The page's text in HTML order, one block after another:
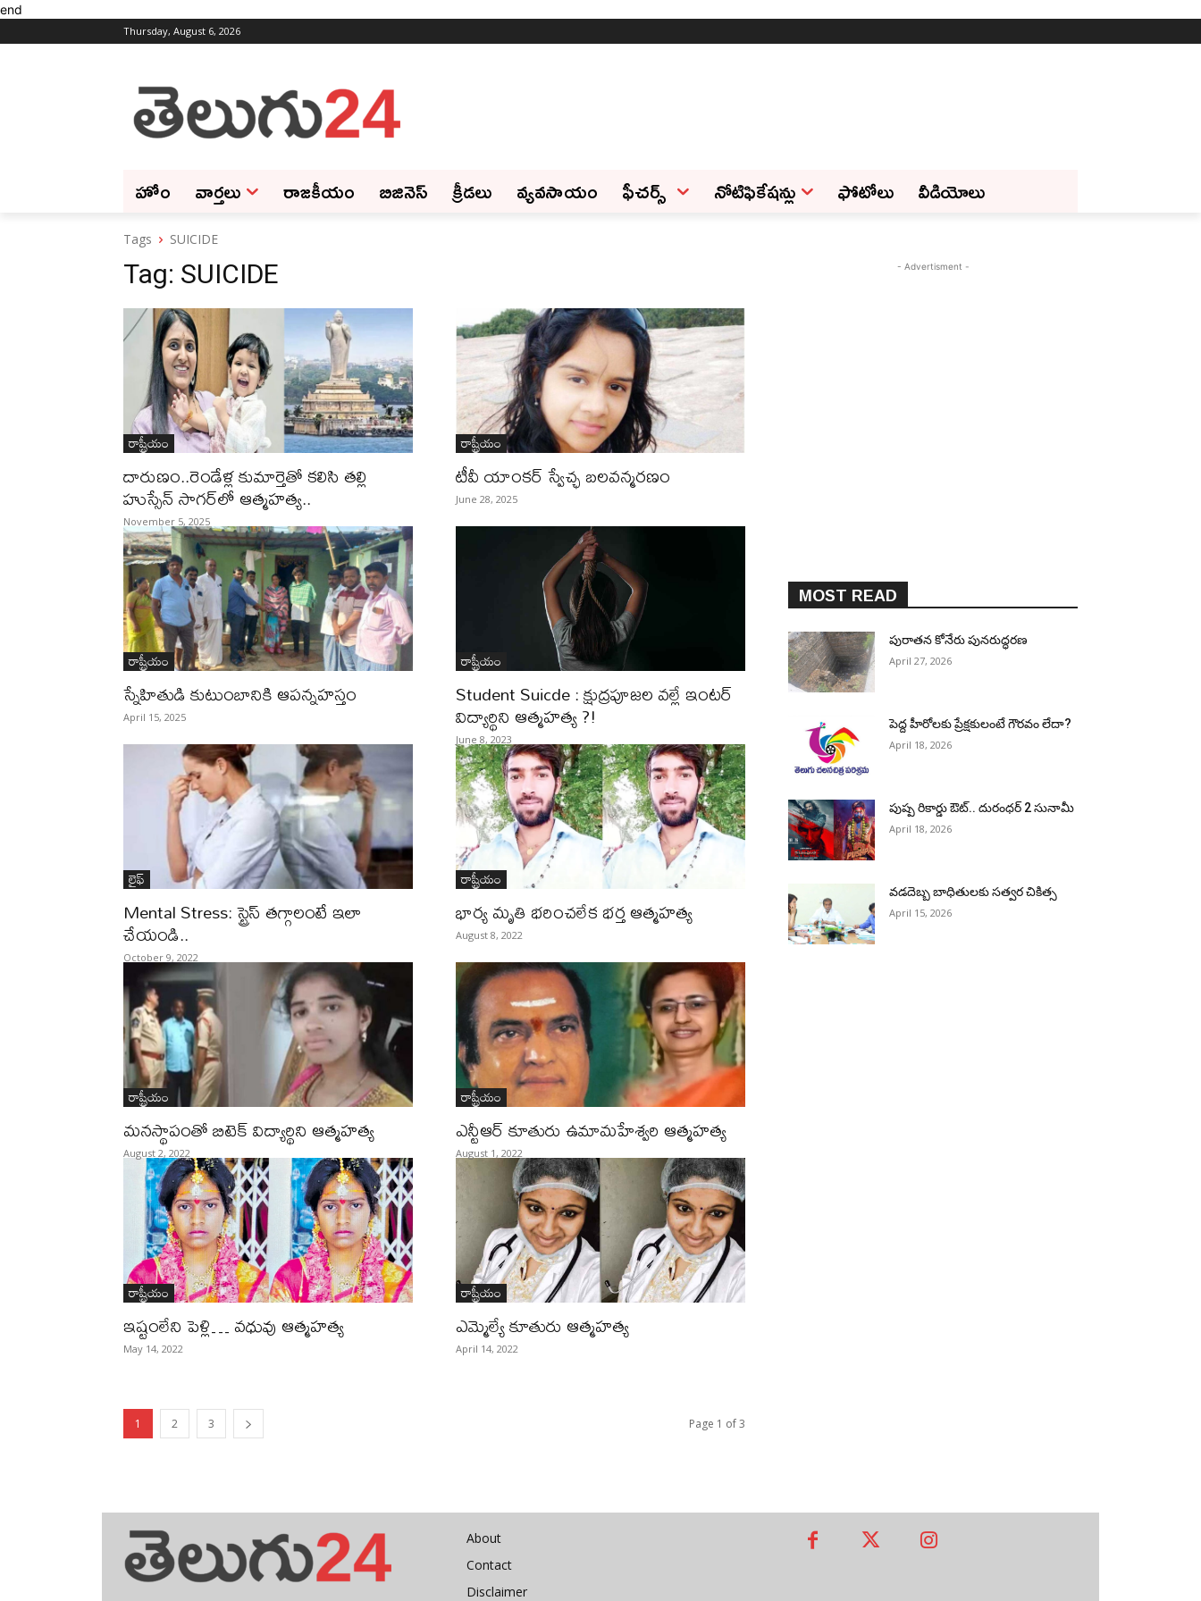
end
Thursday, August 6, 2026
హోం వార్తలు రాజకీయం బిజినెస్‌ క్రీడలు వ్యవసాయం ఫీచ‌ర్స్ ‌ నోటిఫికేషన్లు ఫోటోలు వీడియోలు
Tags SUICIDE
Tag: SUICIDE
రాష్ట్రీయం
దారుణం..రెండేళ్ల కుమార్తెతో కలిసి తల్లి
హుస్సేన్ సాగర్‌లో ఆత్మహత్య..
November 5, 2025
రాష్ట్రీయం
టీవీ యాంకర్​ స్వేచ్ఛ బలవన్మరణం
June 28, 2025
రాష్ట్రీయం
స్నేహితుడి కుటుంబానికి ఆప‌న్నహ‌స్తం
April 15, 2025
రాష్ట్రీయం
Student Suicde : క్షుద్రపూజల వల్లే ఇంటర్‌
విద్యార్థిని ఆత్మహత్య ?!
June 8, 2023
లైఫ్‌
Mental Stress: స్ట్రెస్ తగ్గాలంటే ఇలా
చేయండి..
October 9, 2022
రాష్ట్రీయం
భార్య మృతి భరించలేక భర్త ఆత్మహత్య
August 8, 2022
రాష్ట్రీయం
మనస్థాపంతో బిటెక్‌ విద్యార్థిని ఆత్మహత్య
August 2, 2022
రాష్ట్రీయం
ఎన్టీఆర్‌ కూతురు ఉమామహేశ్వరి ఆత్మహత్య
August 1, 2022
రాష్ట్రీయం
ఇష్టంలేని పెళ్లి… వధువు ఆత్మహత్య
May 14, 2022
రాష్ట్రీయం
ఎమ్మెల్యే కూతురు ఆత్మహత్య
April 14, 2022
1 2 3 Page 1 of 3
- Advertisment -
MOST READ
పురాత‌న కోనేరు పున‌రుద్ధ‌ర‌ణ
April 27, 2026
పెద్ద హీరోల‌కు ప్రేక్ష‌కులంటే గౌర‌వం లేదా?
April 18, 2026
పుష్ప రికార్డు ఔట్‌.. దురంధ‌ర్ 2 సునామీ
April 18, 2026
వడదెబ్బ బాధితులకు సత్వర చికిత్స
April 15, 2026
About
Contact
Disclaimer